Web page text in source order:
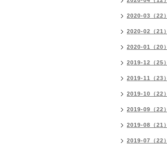
2020-03（22）
2020-02（21）
2020-01（20）
2019-12（25）
2019-11（23）
2019-10（22）
2019-09（22）
2019-08（21）
2019-07（22）